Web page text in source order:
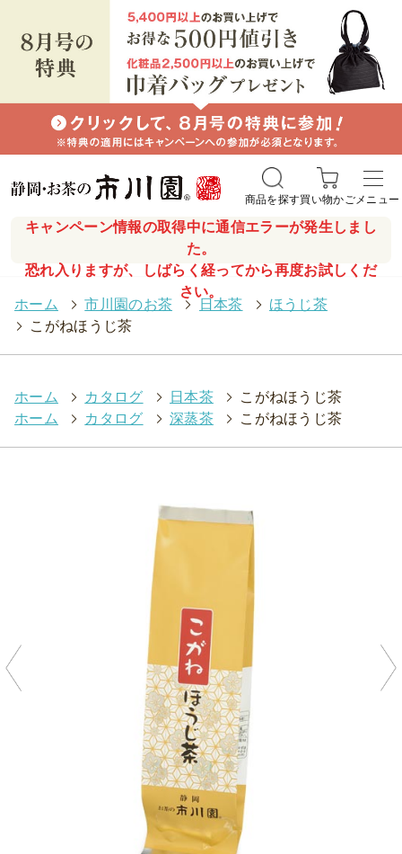
キャンペーン情報の取得中に通信エラーが発生しまし
た。
恐れ入りますが、しばらく経ってから再度お試しくだ
さい。
商品を探す買い物かごメニュー
ホーム > 市川園のお茶 > 日本茶 > ほうじ茶
>
こがねほうじ茶
ホーム > カタログ > 日本茶 >
こがねほうじ茶
ホーム
> カタログ > 深蒸茶 > こがねほうじ茶